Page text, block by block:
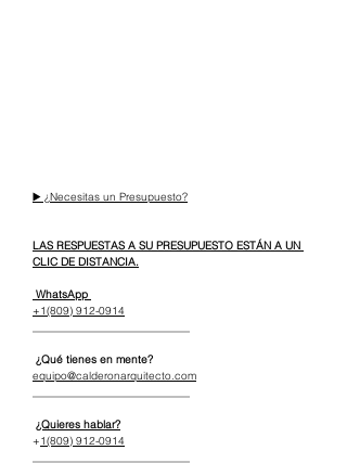
▶️ ¿Necesitas un Presupuesto?
LAS RESPUESTAS A SU PRESUPUESTO ESTÁN A UN
CLIC DE DISTANCIA.
WhatsApp
+1(809) 912-0914
¿Qué tienes en mente?
equipo@calderonarquitecto.com
¿Quieres hablar?
+1(809) 912-0914